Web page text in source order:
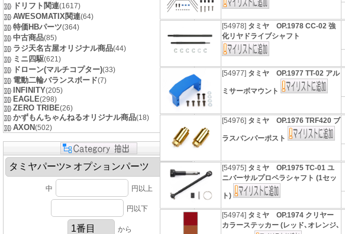
ドリフト関連(1617)
AWESOMATIX関連(64)
特価HBパーツ(364)
中古商品(85)
ラジ天名古屋オリジナル商品(44)
ミニ四駆(621)
ドローン(マルチコプター)(33)
電動二輪バランスボード(7)
INFINITY(205)
EAGLE(298)
ZERO TRIBE(26)
かずもんちゃんねるオリジナル商品(18)
AXON(502)
中 円以上
円以下
から
[54978] タミヤ OP.1978 CC-02 強
化リヤドライブシャフト
[54977] タミヤ OP.1977 TT-02 アル
ミサーボマウント
[54976] タミヤ OP.1976 TRF420 ブ
ラスバンパーポスト
[54975] タミヤ OP.1975 TC-01 ユ
ニバーサルプロペラシャフト (1セッ
ト)
[54974] タミヤ OP.1974 クリヤー
カラーステッカー (レッド､オレンジ､